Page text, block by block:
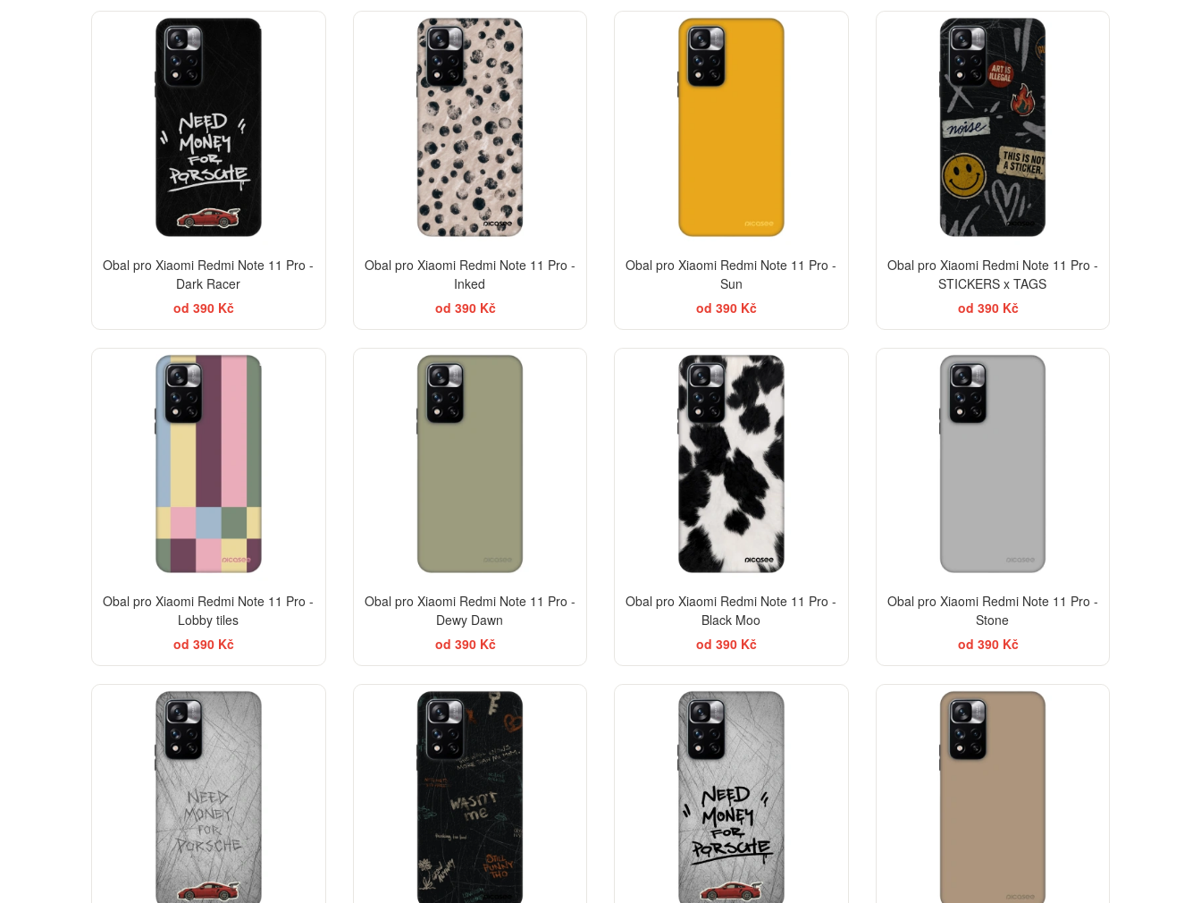
BESTSELLER
Obal pro Xiaomi Redmi Note 11 Pro -
Dark Racer
od 390 Kč
Obal pro Xiaomi Redmi Note 11 Pro -
Inked
od 390 Kč
Obal pro Xiaomi Redmi Note 11 Pro -
Sun
od 390 Kč
Obal pro Xiaomi Redmi Note 11 Pro -
STICKERS x TAGS
od 390 Kč
BESTSELLER
Obal pro Xiaomi Redmi Note 11 Pro -
Lobby tiles
od 390 Kč
Obal pro Xiaomi Redmi Note 11 Pro -
Dewy Dawn
od 390 Kč
Obal pro Xiaomi Redmi Note 11 Pro -
Black Moo
od 390 Kč
Obal pro Xiaomi Redmi Note 11 Pro -
Stone
od 390 Kč